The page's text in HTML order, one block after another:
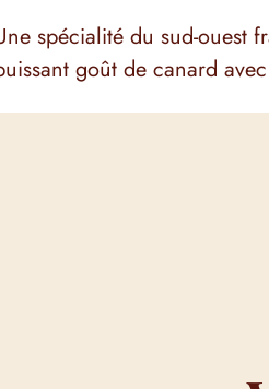
spécialité du sud-ouest
goût de canard